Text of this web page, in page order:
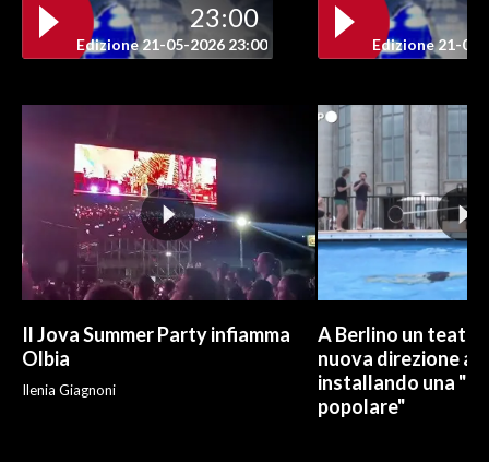
3 MINUTI CON
ABBONATI
ANNUNCI
NECROLOGI
PUBBLICITÀ
SPIAGGE
STORE
23:00
Edizione 21-05-2026 23:00 Edizione 21-05-
Il Jova Summer Party infiamma
Olbia
Ilenia Giagnoni
A Berlino un
nuova direzione
installando una
popolare"